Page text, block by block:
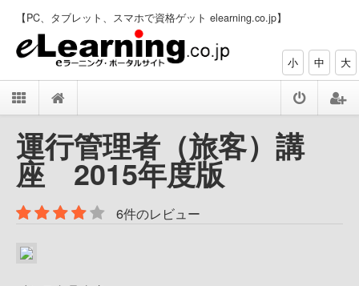
【PC、タブレット、スマホで資格ゲット elearning.co.jp】
小 中 大
運行管理者（旅客）講
座 2015年度版
6件のレビュー